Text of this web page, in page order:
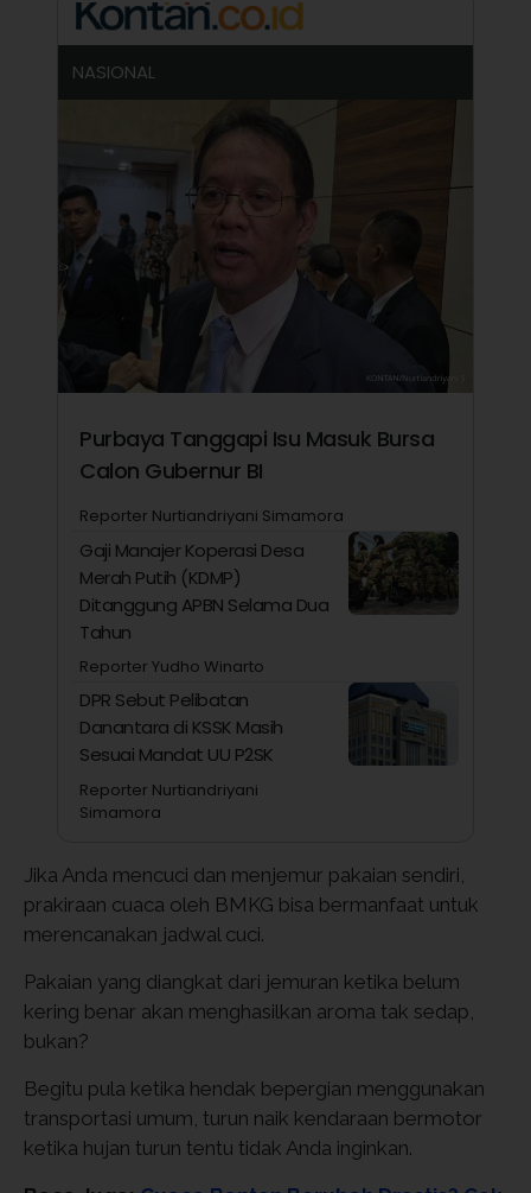
NASIONAL
Purbaya Tanggapi Isu Masuk Bursa
Calon Gubernur BI
Reporter Nurtiandriyani Simamora
Gaji Manajer Koperasi Desa
Merah Putih (KDMP)
Ditanggung APBN Selama Dua
Tahun
Reporter Yudho Winarto
DPR Sebut Pelibatan
Danantara di KSSK Masih
Sesuai Mandat UU P2SK
Reporter Nurtiandriyani
Simamora
Jika Anda mencuci dan menjemur pakaian sendiri,
prakiraan cuaca oleh BMKG bisa bermanfaat untuk
merencanakan jadwal cuci.
Pakaian yang diangkat dari jemuran ketika belum
kering benar akan menghasilkan aroma tak sedap,
bukan?
Begitu pula ketika hendak bepergian menggunakan
transportasi umum, turun naik kendaraan bermotor
ketika hujan turun tentu tidak Anda inginkan.